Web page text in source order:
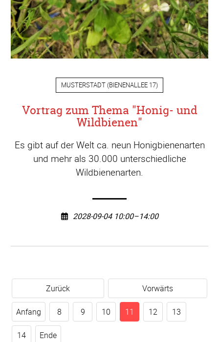
MUSTERSTADT (BIENENALLEE 17)
Vortrag zum Thema "Honig- und
Wildbienen"
Es gibt auf der Welt ca. neun Honigbienenarten
und mehr als 30.000 unterschiedliche
Wildbienenarten.
2028-09-04 10:00–14:00
Zurück Vorwärts
Anfang 8 9 10 11 12 13
14 Ende